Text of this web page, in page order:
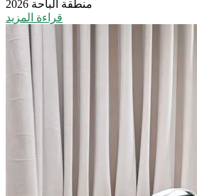
منطقة الباحة 2026
قراءة المزيد